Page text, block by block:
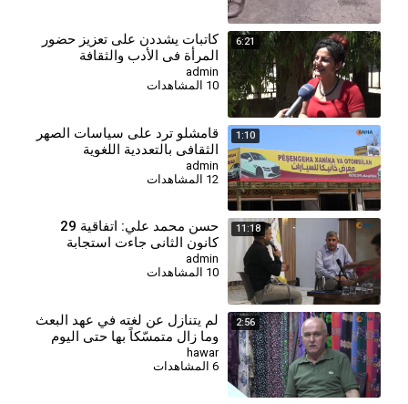
6:21
⁣كاتبات يشددن على تعزيز حضور
المرأة في الأدب والثقافة
admin
10 المشاهدات
1:10
قامشلو ترد على سياسات الصهر
الثقافي بالتعددية اللغوية
admin
12 المشاهدات
11:18
⁣حسن محمد علي: اتفاقية 29
كانون الثاني جاءت استجابة
لمتغيرات سياسية ودولية
admin
2:56
⁣لم يتنازل عن لغته في عهد البعث
وما زال متمسّكاً بها حتى اليوم
hawar
6 المشاهدات